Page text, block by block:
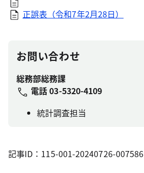
正誤表（令和7年2月28日）
お問い合わせ
総務部総務課
電話03-5320-4109
統計調査担当
記事ID：115-001-20240726-007586